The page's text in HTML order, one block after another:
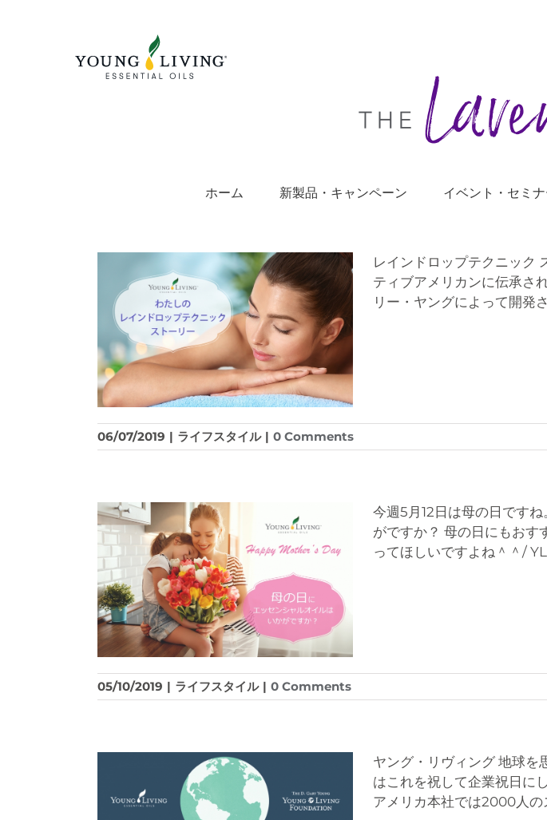
ホーム 新製品・キャンペーン イベント・セミ
レインドロップテクニック
ティブアメリカンに伝承さ
リー・ヤングによって開発
06/07/2019 | ライフスタイル | 0 Comments
今週5月12日は母の日です
がですか？ 母の日にもおす
ってほしいですよね＾＾/
05/10/2019 | ライフスタイル | 0 Comments
ヤング・リヴィング 地球を
はこれを祝して企業祝日に
アメリカ本社では2000人